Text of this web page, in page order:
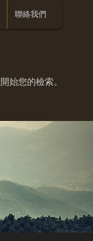
聯絡我們
開始您的檢索。